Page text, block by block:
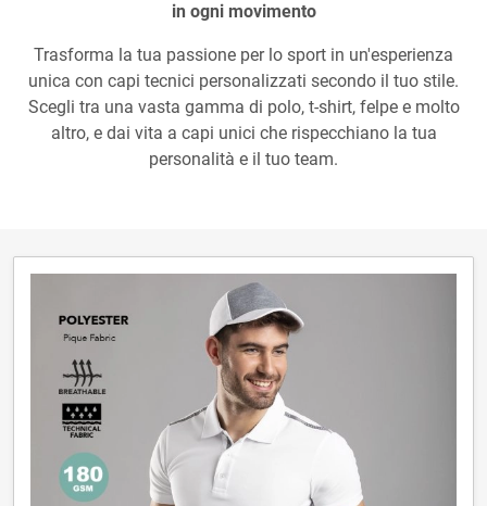
in ogni movimento
Trasforma la tua passione per lo sport in un'esperienza
unica con capi tecnici personalizzati secondo il tuo stile.
Scegli tra una vasta gamma di polo, t-shirt, felpe e molto
altro, e dai vita a capi unici che rispecchiano la tua
personalità e il tuo team.